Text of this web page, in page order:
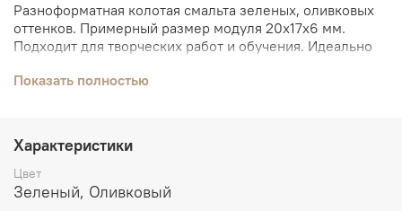
Разноформатная колотая смальта зеленых, оливковых
оттенков. Примерный размер модуля 20х17х6 мм.
Подходит для творческих работ и обучения. Идеально
образовательных проектов.
для клея, пинцет,мастихин,
под мозаику
При выборе смальты по фотографии, помните, что цвет
Показать полностью
Характеристики
Цвет
Зеленый, Оливковый